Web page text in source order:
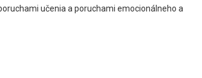
učenia a poruchami emocionálneho a